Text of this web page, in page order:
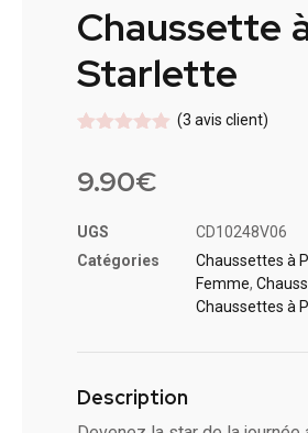
Chaussette
Starlette
sur
(3 avis client)
9.90€
UGS
CD10248V06
Catégories
Chaussettes à
Femme,
Chaussettes à
Description